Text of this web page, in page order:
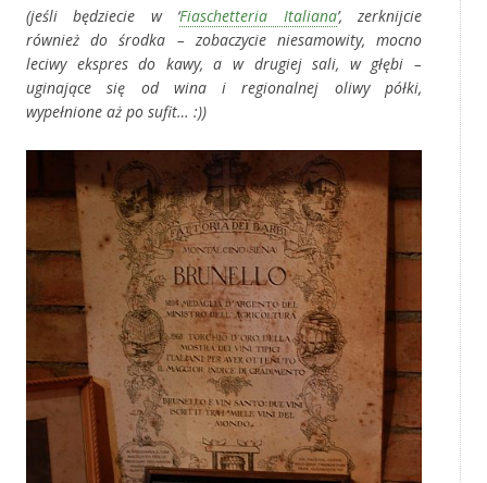
(jeśli będziecie w ‘Fiaschetteria Italiana’, zerknijcie
również do środka – zobaczycie niesamowity, mocno
leciwy ekspres do kawy, a w drugiej sali, w głębi –
uginające się od wina i regionalnej oliwy półki,
wypełnione aż po sufit… :))